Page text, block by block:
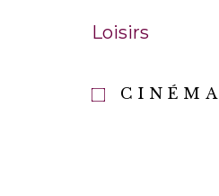
Loisirs
CINÉMA